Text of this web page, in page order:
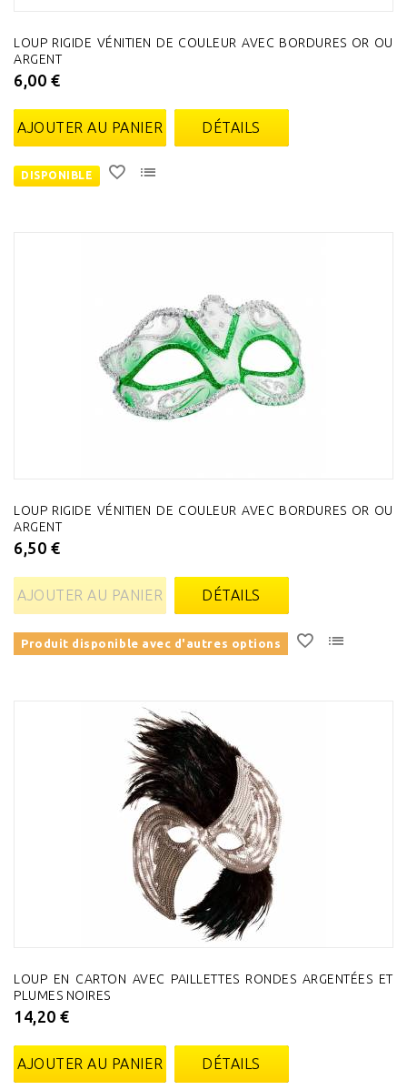
LOUP RIGIDE VÉNITIEN DE COULEUR AVEC BORDURES OR OU
ARGENT
6,00 €
AJOUTER AU PANIER DÉTAILS
DISPONIBLE
LOUP RIGIDE VÉNITIEN DE COULEUR AVEC BORDURES OR OU
ARGENT
6,50 €
AJOUTER AU PANIER DÉTAILS
Produit disponible avec d'autres options
LOUP EN CARTON AVEC PAILLETTES RONDES ARGENTÉES ET
PLUMES NOIRES
14,20 €
AJOUTER AU PANIER DÉTAILS